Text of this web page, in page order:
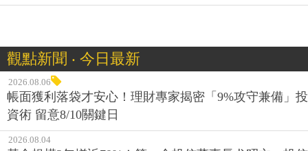
觀點新聞 ‧ 今日最新
2026.08.06
帳面獲利落袋才安心！理財專家揭密「9%攻守兼備」投
資術 留意8/10關鍵日
2026.08.04